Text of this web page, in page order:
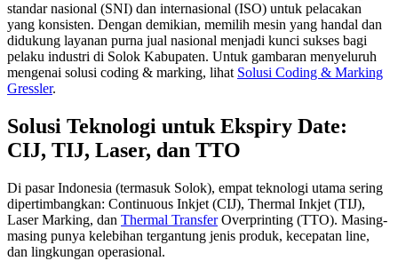
standar nasional (SNI) dan internasional (ISO) untuk pelacakan
yang konsisten. Dengan demikian, memilih mesin yang handal dan
didukung layanan purna jual nasional menjadi kunci sukses bagi
pelaku industri di Solok Kabupaten. Untuk gambaran menyeluruh
mengenai solusi coding & marking, lihat Solusi Coding & Marking
Gressler.
Solusi Teknologi untuk Ekspiry Date:
CIJ, TIJ, Laser, dan TTO
Di pasar Indonesia (termasuk Solok), empat teknologi utama sering
dipertimbangkan: Continuous Inkjet (CIJ), Thermal Inkjet (TIJ),
Laser Marking, dan Thermal TransferOverprinting (TTO). Masing-
masing punya kelebihan tergantung jenis produk, kecepatan line,
dan lingkungan operasional.